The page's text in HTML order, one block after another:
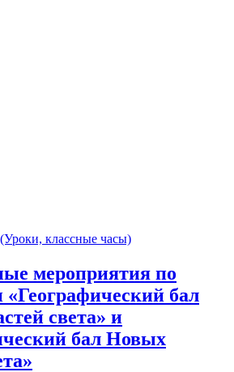
классные часы)
мероприятия по
«Географический бал
света» и
бал Новых